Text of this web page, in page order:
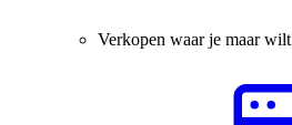
Verkopen waar je maar wilt